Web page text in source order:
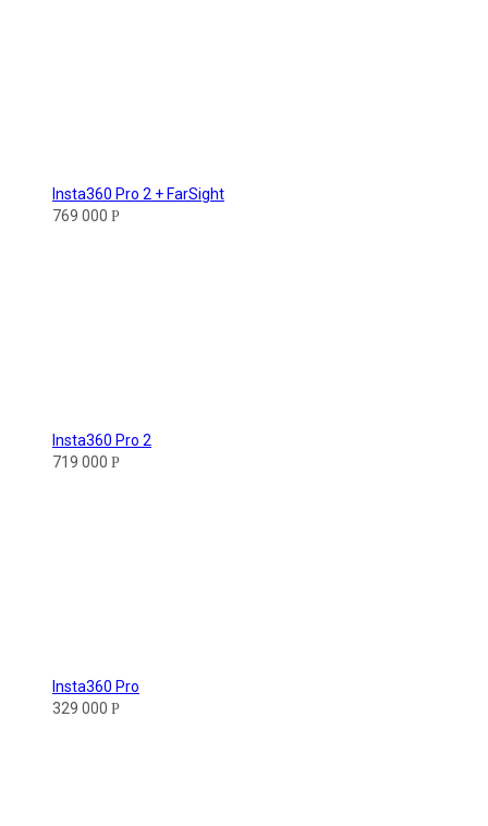
Insta360 Pro 2 + FarSight
769 000 Р
Insta360 Pro 2
719 000 Р
Insta360 Pro
329 000 Р